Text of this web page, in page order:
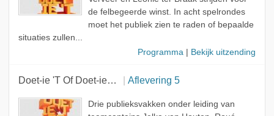
de felbegeerde winst. In acht spelrondes
moet het publiek zien te raden of bepaalde
situaties zullen...
Programma
Bekijk uitzending
Doet-ie 'T Of Doet-ie 'T Niet Aflevering 5
Drie publieksvakken onder leiding van